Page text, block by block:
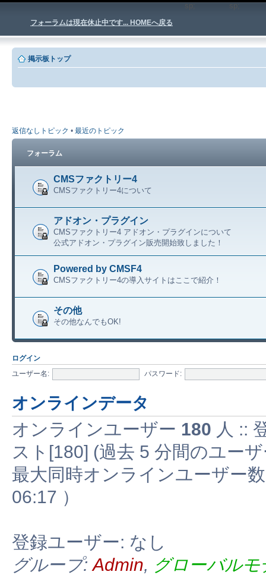
フォーラムは現在休止中です... HOMEへ戻る
sp;
掲示板トップ
返信なしトピック • 最近のトピック
フォーラム
CMSファクトリー4
CMSファクトリー4について
アドオン・プラグイン
CMSファクトリー4 アドオン・プラグインについて
公式アドオン・プラグイン販売開始致しました！
Powered by CMSF4
CMSファクトリー4の導入サイトはここで紹介！
その他
その他なんでもOK!
ログイン
ユーザー名: パスワード:
オンラインデータ
オンラインユーザー 180 人 ::
スト[180] (過去 5 分間のユー
最大同時オンラインユーザー
06:17 ）
登録ユーザー: なし
グループ:Admin, グローバル